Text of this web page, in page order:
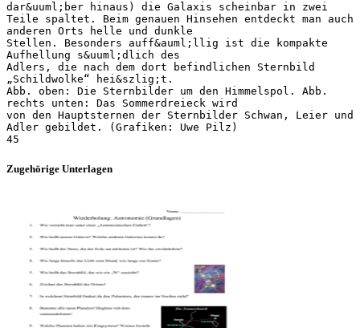
dar&uuml;ber hinaus) die Galaxis scheinbar in zwei
Teile spaltet. Beim genauen Hinsehen entdeckt man auch
anderen Orts helle und dunkle
Stellen. Besonders auff&auml;llig ist die kompakte
Aufhellung s&uuml;dlich des
Adlers, die nach dem dort befindlichen Sternbild
„Schildwolke“ hei&szlig;t.
Abb. oben: Die Sternbilder um den Himmelspol. Abb.
rechts unten: Das Sommerdreieck wird
von den Hauptsternen der Sternbilder Schwan, Leier und
Adler gebildet. (Grafiken: Uwe Pilz)
Zugehörige Unterlagen